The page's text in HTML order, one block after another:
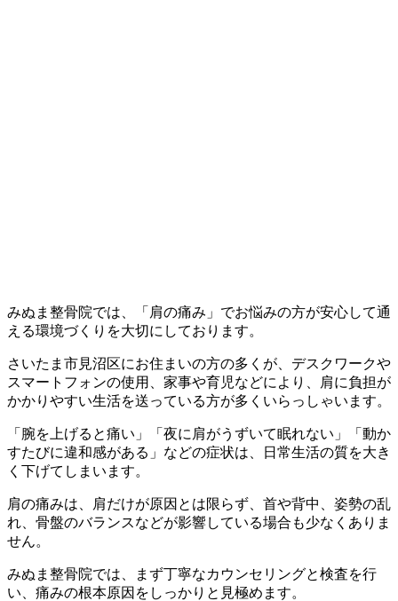
みぬま整骨院では、「肩の痛み」でお悩みの方が安心して通
える環境づくりを大切にしております。
さいたま市見沼区にお住まいの方の多くが、デスクワークや
スマートフォンの使用、家事や育児などにより、肩に負担が
かかりやすい生活を送っている方が多くいらっしゃいます。
「腕を上げると痛い」「夜に肩がうずいて眠れない」「動か
すたびに違和感がある」などの症状は、日常生活の質を大き
く下げてしまいます。
肩の痛みは、肩だけが原因とは限らず、首や背中、姿勢の乱
れ、骨盤のバランスなどが影響している場合も少なくありま
せん。
みぬま整骨院では、まず丁寧なカウンセリングと検査を行
い、痛みの根本原因をしっかりと見極めます。